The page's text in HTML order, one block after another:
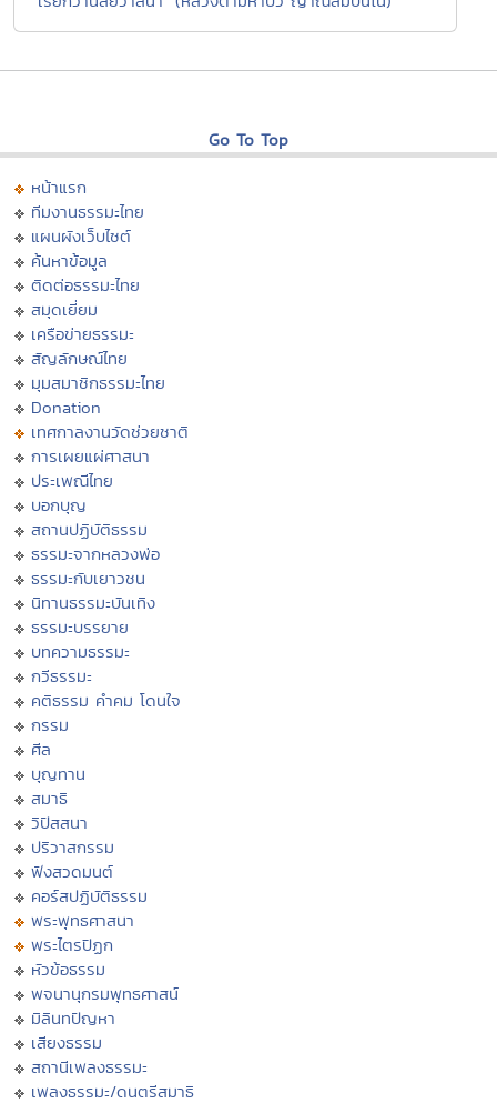
Go To Top
หน้าแรก
ทีมงานธรรมะไทย
แผนผังเว็บไซต์
ค้นหาข้อมูล
ติดต่อธรรมะไทย
สมุดเยี่ยม
เครือข่ายธรรมะ
สัญลักษณ์ไทย
มุมสมาชิกธรรมะไทย
Donation
เทศกาลงานวัดช่วยชาติ
การเผยแผ่ศาสนา
ประเพณีไทย
บอกบุญ
สถานปฏิบัติธรรม
ธรรมะจากหลวงพ่อ
ธรรมะกับเยาวชน
นิทานธรรมะบันเทิง
ธรรมะบรรยาย
บทความธรรมะ
กวีธรรมะ
คติธรรม คำคม โดนใจ
กรรม
ศีล
บุญทาน
สมาธิ
วิปัสสนา
ปริวาสกรรม
ฟังสวดมนต์
คอร์สปฏิบัติธรรม
พระพุทธศาสนา
พระไตรปิฏก
หัวข้อธรรม
พจนานุกรมพุทธศาสน์
มิลินทปัญหา
เสียงธรรม
สถานีเพลงธรรมะ
เพลงธรรมะ/ดนตรีสมาธิ